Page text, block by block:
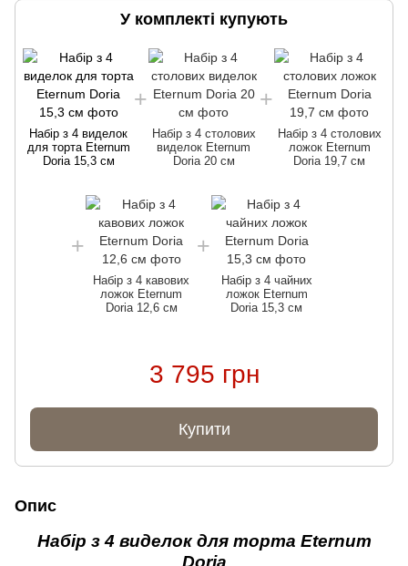
У комплекті купують
Набір з 4 виделок
для торта Eternum
Doria 15,3 см
Набір з 4 столових
виделок Eternum
Doria 20 см
Набір з 4 столових
ложок Eternum
Doria 19,7 см
Набір з 4 кавових
ложок Eternum
Doria 12,6 см
Набір з 4 чайних
ложок Eternum
Doria 15,3 см
3 795 грн
Купити
Опис
Набір з 4 виделок для торта Eternum
Doria